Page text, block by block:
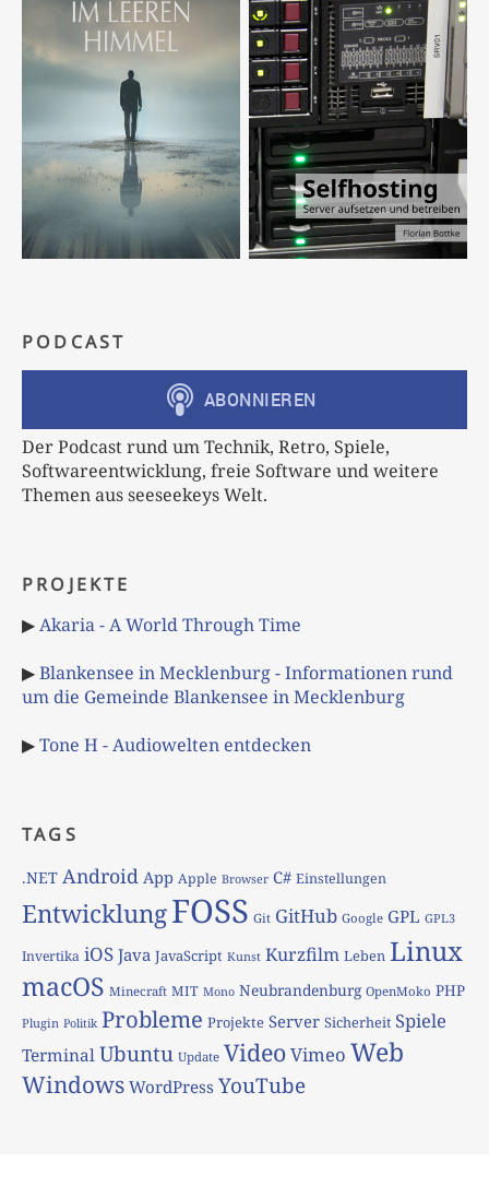
PODCAST
Der Podcast rund um Technik, Retro, Spiele,
Softwareentwicklung, freie Software und weitere
Themen aus seeseekeys Welt.
PROJEKTE
▶Akaria - A World Through Time
▶Blankensee in Mecklenburg - Informationen rund
um die Gemeinde Blankensee in Mecklenburg
▶Tone H - Audiowelten entdecken
TAGS
.NET Android App Apple Browser C# Einstellungen
EntwicklungFOSS Git GitHub Google GPL GPL3
Invertika iOS Java JavaScript Kunst Kurzfilm Leben Linux
macOS Minecraft MIT Mono Neubrandenburg OpenMoko PHP
Plugin Politik Probleme Projekte Server Sicherheit Spiele
TerminalUbuntu Update VideoVimeo Web
Windows WordPress YouTube